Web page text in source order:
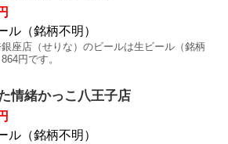
ル（銘柄不明）
座店（せりな）のビールは生ビール（銘柄
円です。
情緒かっこ八王子店
ル（銘柄不明）